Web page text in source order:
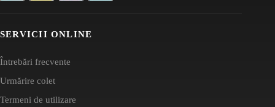
SERVICII ONLINE
Întrebări frecvente
Urmărire colet
Termeni de utilizare